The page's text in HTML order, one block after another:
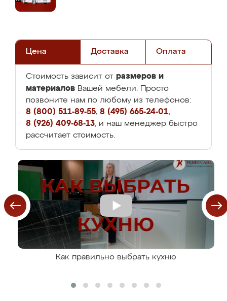
Цена Доставка Оплата
Стоимость зависит от размеров и
материалов Вашей мебели. Просто
позвоните нам по любому из телефонов:
8 (800) 511-89-55, 8 (495) 665-24-01,
8 (926) 409-68-13, и наш менеджер быстро
рассчитает стоимость.
Как правильно выбрать кухню